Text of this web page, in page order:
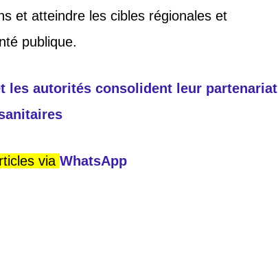
et atteindre les cibles régionales et
publique.
les autorités consolident leur partenariat
via WhatsApp